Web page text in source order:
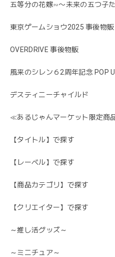
五等分の花嫁∽〜未来の五つ子
東京ゲームショウ2025 事後物
OVERDRIVE 事後物販
風来のシレン６2周年記念 POP
デスティニーチャイルド
≪あるじゃんマーケット限定商
【タイトル】で探す
【レーベル】で探す
【商品カテゴリ】で探す
【クリエイター】で探す
～推し活グッズ～
～ミニチュア～